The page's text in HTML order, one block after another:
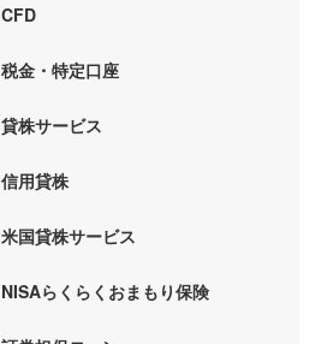
CFD
税金・特定口座
貸株サービス
信用貸株
米国貸株サービス
NISAらくらくおまもり保険